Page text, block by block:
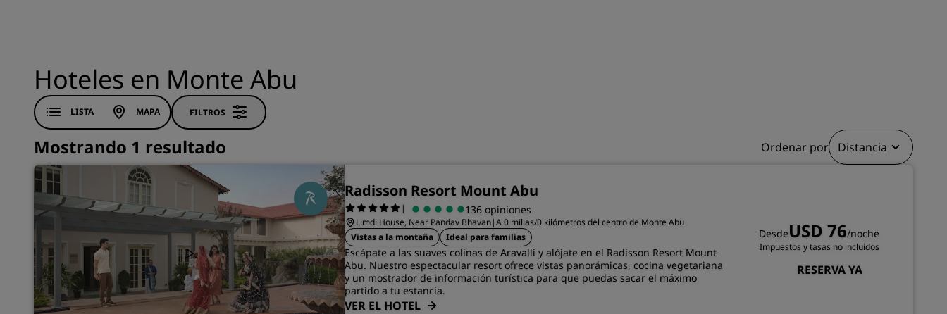
Hoteles en Monte Abu
LISTA MAPA FILTROS
Mostrando 1 resultado Ordenar por Distancia
Radisson Resort Mount Abu
| 136 opiniones
Limdi House, Near Pandav Bhavan|A 0 millas/0 kilómetros del centro de Monte Abu
Vistas a la montaña
Ideal para familias
Escápate a las suaves colinas de Aravalli y alójate en el Radisson Resort Mount
Abu. Nuestro espectacular resort ofrece vistas panorámicas, cocina vegetariana
y un mostrador de información turística para que puedas sacar el máximo
partido a tu estancia.
VER EL HOTEL
DesdeUSD 76/noche
Impuestos y tasas no incluidos
RESERVA YA